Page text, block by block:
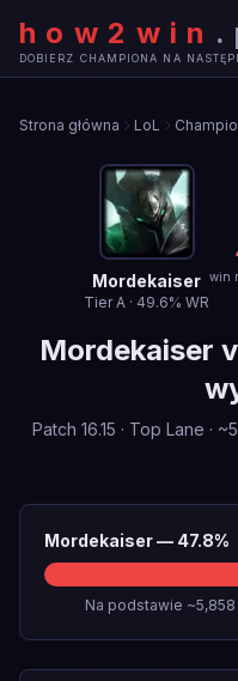
how2win .
DOBIERZ CHAMPIONA NA
Strona główna LoL
Mordekaiser
TierA · 49.6% WR
win
Mordekaiser
Patch 16.15 · Top Lane · ~
Mordekaiser— 47.8%
Na podstawie